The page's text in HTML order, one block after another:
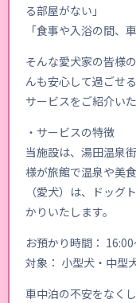
る部屋がない」
「食事や入浴の間、
そんな愛犬家の皆様
んも安心して過ごせ
サービスをご紹介い
・サービスの特徴
当施設は、湯田温泉
様が旅館で温泉や美
（愛犬）は、ドッグ
かりいたします。
お預かり時間：
対象： 小型犬・中型
車中泊の不安をなく